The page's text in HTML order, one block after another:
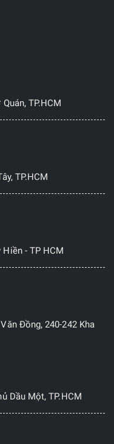
TP.HCM
TP.HCM
- TP HCM
Đồng, 240-242 Kha
Dầu Một, TP.HCM